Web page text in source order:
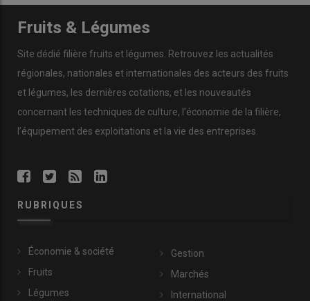
Fruits & Légumes
Site dédié filière fruits et légumes. Retrouvez les actualités
régionales, nationales et internationales des acteurs des fruits
et légumes, les dernières cotations, et les nouveautés
concernant les techniques de culture, l’économie de la filière,
l’équipement des exploitations et la vie des entreprises.
RUBRIQUES
Économie & société
Fruits
Légumes
Gestion
Marchés
International